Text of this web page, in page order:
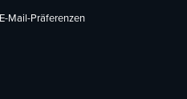
E-Mail-Präferenzen